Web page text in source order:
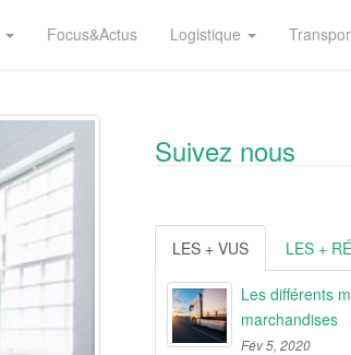
Focus&Actus Logistique
Suivez nous
LES + VUS LES +
Les différents
marchandises
Fév 5, 2020